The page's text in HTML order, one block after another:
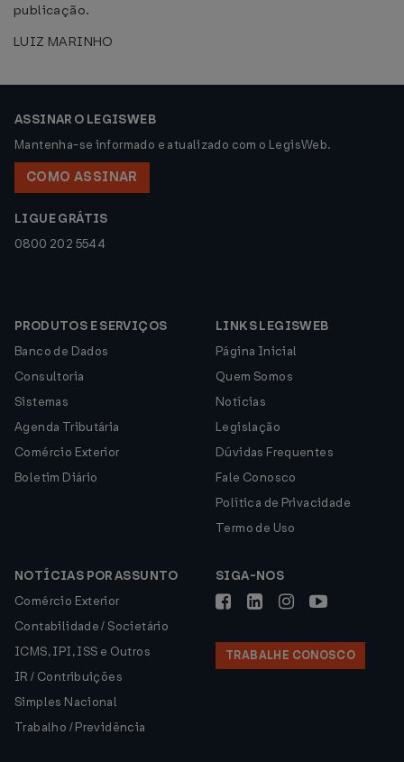
publicação.
LUIZ MARINHO
ASSINAR O LEGISWEB
Mantenha-se informado e atualizado com o LegisWeb.
COMO ASSINAR
LIGUE GRÁTIS
0800 202 5544
PRODUTOS E SERVIÇOS
Banco de Dados
Consultoria
Sistemas
Agenda Tributária
Comércio Exterior
Boletim Diário
LINKS LEGISWEB
Página Inicial
Quem Somos
Notícias
Legislação
Dúvidas Frequentes
Fale Conosco
Política de Privacidade
Termo de Uso
NOTÍCIAS POR ASSUNTO
Comércio Exterior
Contabilidade / Societário
ICMS, IPI, ISS e Outros
IR / Contribuições
Simples Nacional
Trabalho / Previdência
SIGA-NOS
TRABALHE CONOSCO